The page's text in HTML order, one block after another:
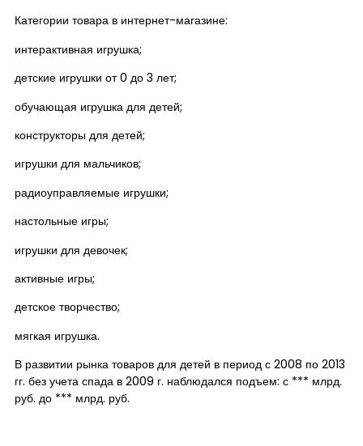
Категории товара в интернет-магазине:
интерактивная игрушка;
детские игрушки от 0 до 3 лет;
обучающая игрушка для детей;
конструкторы для детей;
игрушки для мальчиков;
радиоуправляемые игрушки;
настольные игры;
игрушки для девочек;
активные игры;
детское творчество;
мягкая игрушка.
В развитии рынка товаров для детей в период с 2008 по 2013
гг. без учета спада в 2009 г. наблюдался подъем: с *** млрд.
руб. до *** млрд. руб.